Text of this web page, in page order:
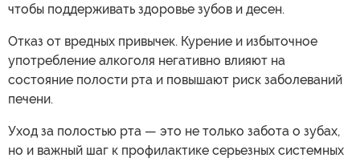
чтобы поддерживать здоровье зубов и десен.
Отказ от вредных привычек. Курение и избыточное
употребление алкоголя негативно влияют на
состояние полости рта и повышают риск заболеваний
печени.
Уход за полостью рта — это не только забота о зубах,
но и важный шаг к профилактике серьезных системных